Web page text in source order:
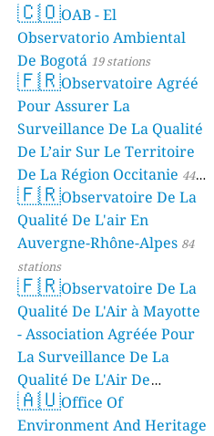
🇨🇴OAB - El
Observatorio Ambiental
De Bogotá 19 stations
🇫🇷Observatoire Agréé
Pour Assurer La
Surveillance De La Qualité
De L’air Sur Le Territoire
De La Région Occitanie 44
stations
🇫🇷Observatoire De La
Qualité De L'air En
Auvergne-Rhône-Alpes 84
stations
🇫🇷Observatoire De La
Qualité De L'Air à Mayotte
- Association Agréée Pour
La Surveillance De La
Qualité De L'Air De
Mayotte 4 stations
🇦🇺Office Of
Environment And Heritage